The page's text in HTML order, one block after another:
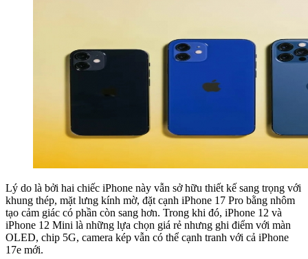
Lý do là bởi hai chiếc iPhone này vẫn sở hữu thiết kế sang trọng với
khung thép, mặt lưng kính mờ, đặt cạnh iPhone 17 Pro bằng nhôm
tạo cảm giác có phần còn sang hơn. Trong khi đó, iPhone 12 và
iPhone 12 Mini là những lựa chọn giá rẻ nhưng ghi điểm với màn
OLED, chip 5G, camera kép vẫn có thể cạnh tranh với cả iPhone
17e mới.